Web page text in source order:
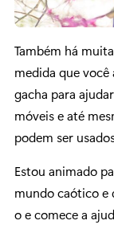
Também há
medida que você
gacha para
móveis e até
podem ser
Estou animado
mundo caótico e
o e comece a